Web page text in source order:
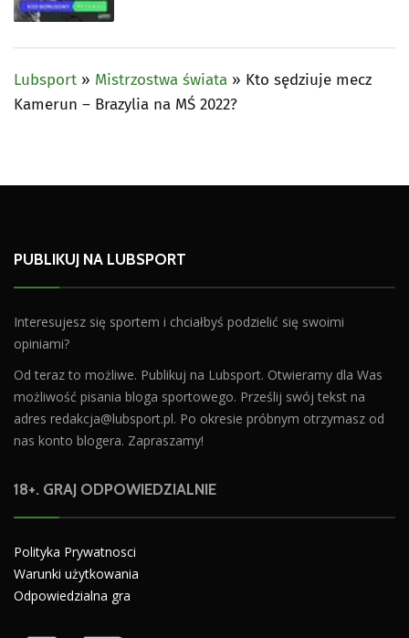
Lubsport » Mistrzostwa świata » Kto sędziuje mecz
Kamerun – Brazylia na MŚ 2022?
PUBLIKUJ NA LUBSPORT
Interesujesz się sportem i chciałbyś podzielić się swoimi
opiniami?
Od teraz to możliwe. Publikuj na Lubsport. Otwieramy dla Was
możliwość pisania bloga sportowego. Prześlij swój tekst na
adres redakcja@lubsport.pl. Po okresie próbnym otrzymasz od
nas konto blogera. Zapraszamy!
18+. GRAJ ODPOWIEDZIALNIE
Polityka Prywatnosci
Warunki użytkowania
Odpowiedzialna gra